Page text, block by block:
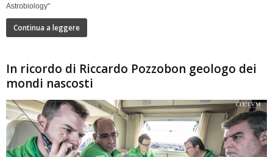
Astrobiology"
Continua a leggere
In ricordo di Riccardo Pozzobon geologo dei
mondi nascosti